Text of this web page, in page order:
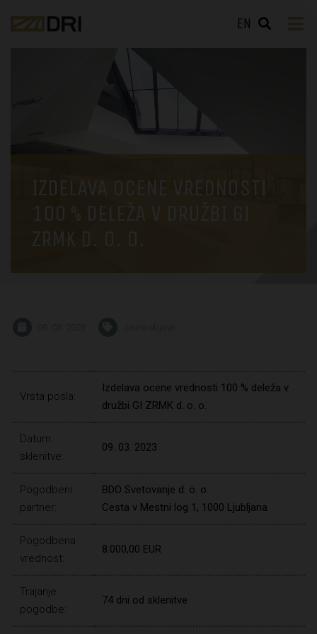
EN
IZDELAVA OCENE VREDNOSTI
100 % DELEŽA V DRUŽBI GI
ZRMK D. O. O.
Vrsta posla:
Izdelava ocene vrednosti 100 % deleža v
družbi GI ZRMK d. o. o.
Datum
sklenitve:
09. 03. 2023
Pogodbeni
partner:
BDO Svetovanje d. o. o.
Cesta v Mestni log 1, 1000 Ljubljana
Pogodbena
vrednost:
8.000,00 EUR
Trajanje
pogodbe:
74 dni od sklenitve